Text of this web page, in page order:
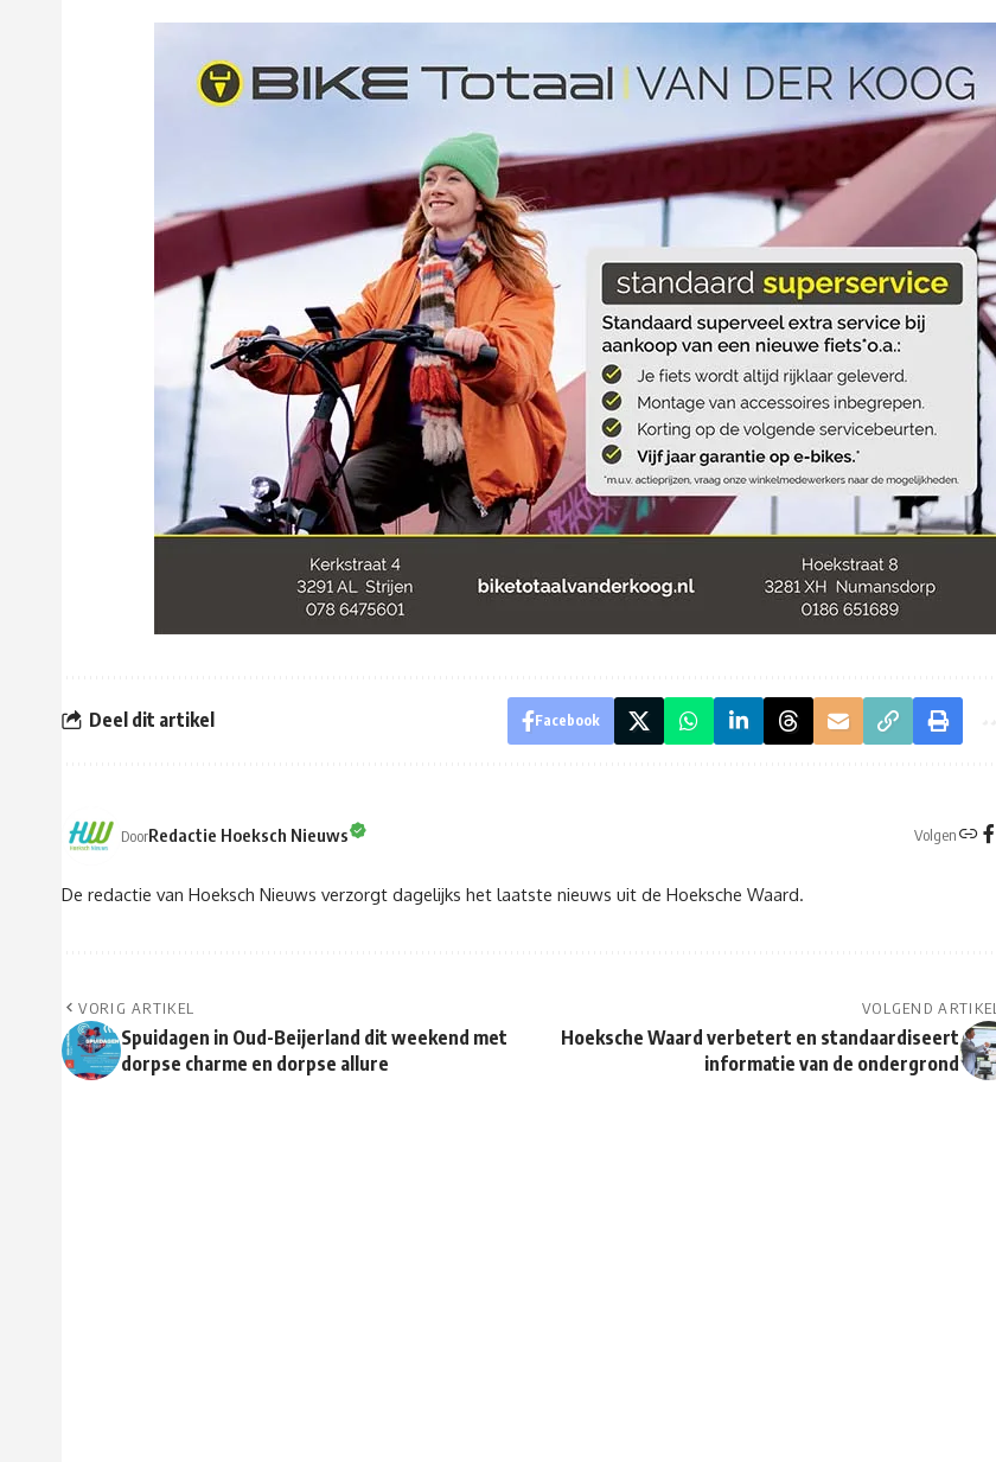
Deel dit artikel Facebook
DoorRedactie Hoeksch Nieuws Volgen
De redactie van Hoeksch Nieuws verzorgt dagelijks het laatste nieuws uit de Hoeksche Waard.
VORIG ARTIKEL
Spuidagen in Oud-Beijerland dit weekend met
dorpse charme en dorpse allure
VOLGEND ARTIKEL
Hoeksche Waard verbetert en standaardiseert
informatie van de ondergrond